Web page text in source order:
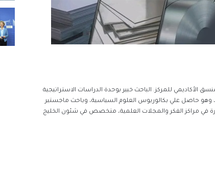
الأكاديمي للمركز. الباحث خبير بوحدة الدراسات الاستراتيجية
وهو حاصل علي بكالوريوس العلوم السياسية، وباحث ماجستير
في مراكز الفكر والمجلات العلمية، متخصص في شئون الخليج